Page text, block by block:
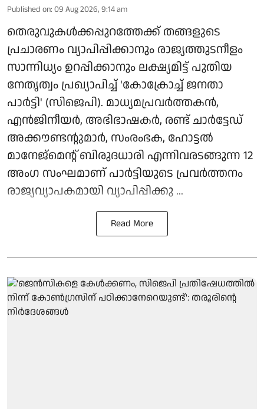
Published on: 09 Aug 2026, 9:14 am
തെരുവുകള്‍ക്കപ്പുറത്തേക്ക് തങ്ങളുടെ
പ്രചാരണം വ്യാപിപ്പിക്കാനും രാജ്യത്തുടനീളം
സാന്നിധ്യം ഉറപ്പിക്കാനും ലക്ഷ്യമിട്ട് പുതിയ
നേതൃത്വം പ്രഖ്യാപിച്ച് 'കോക്രോച്ച് ജനതാ
പാര്‍ട്ടി' (സിജെപി). മാധ്യമപ്രവര്‍ത്തകന്‍,
എന്‍ജിനീയര്‍, അഭിഭാഷകര്‍, രണ്ട് ചാര്‍ട്ടേഡ്
അക്കൗണ്ടന്റുമാര്‍, സംരംഭക, ഹോട്ടല്‍
മാനേജ്മെന്റ് ബിരുദധാരി എന്നിവരടങ്ങുന്ന 12
അംഗ സംഘമാണ് പാര്‍ട്ടിയുടെ പ്രവര്‍ത്തനം
രാജ്യവ്യാപകമായി വ്യാപിപ്പിക്കു ...
Read More